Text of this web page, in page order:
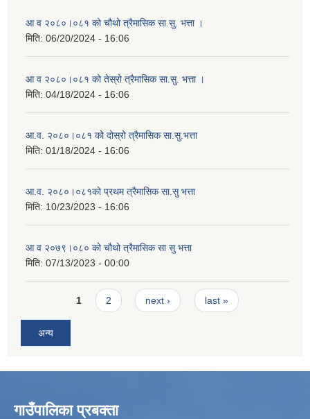
आ व २०८०।०८१ को चौथो त्रैमासिक सा.सु. भत्ता ।
मिति: 06/20/2024 - 16:06
आ व २०८०।०८१ को तेस्रो त्रैमासिक सा.सु. भत्ता ।
मिति: 04/18/2024 - 16:06
आ.व. २०८०।०८१ को दोस्रो त्रैमासिक सा.सु.भत्ता
मिति: 01/18/2024 - 16:06
आ.व. २०८०।०८१को प्रथम त्रैमासिक सा.सु भत्ता
मिति: 10/23/2023 - 16:06
आ व २०७९।०८० को चौथो त्रैमासिक सा सु भत्ता
मिति: 07/13/2023 - 00:00
Pages1 2 next › last »
अन्य
गाउँपालिका प्रबक्ता